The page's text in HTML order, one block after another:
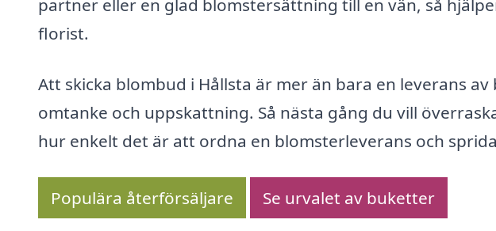
partner eller en glad blomstersättning till en vän, så
florist.
Att skicka blombud i Hållsta är mer än bara en leverans
omtanke och uppskattning. Så nästa gång du vill
hur enkelt det är att ordna en blomsterleverans och
Populära återförsäljare Se urvalet av buketter